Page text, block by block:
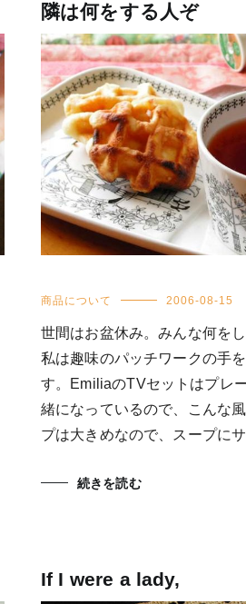
隣は何をする人ぞ
商品について 2006-08-15
世間はお盆休み。みんな何を
私は趣味のパッチワークの手
す。EmiliaのTVセットはプレ
緒になっているので、こんな
プは大きめなので、スープに
続きを読む
If I were a lady,